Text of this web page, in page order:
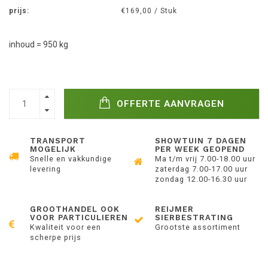
prijs: €169,00 / Stuk
inhoud = 950 kg
OFFERTE AANVRAGEN
TRANSPORT
MOGELIJK
Snelle en vakkundige
levering
SHOWTUIN 7 DAGEN
PER WEEK GEOPEND
Ma t/m vrij 7.00-18.00 uur
zaterdag 7.00-17.00 uur
zondag 12.00-16.30 uur
GROOTHANDEL OOK
VOOR PARTICULIEREN
Kwaliteit voor een
scherpe prijs
REIJMER
SIERBESTRATING
Grootste assortiment